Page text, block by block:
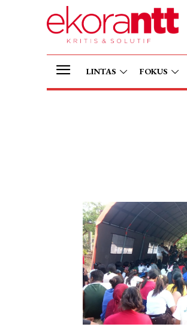
LINTAS FOKUS